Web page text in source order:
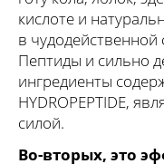
кислоте и
в
Пептиды и сильно
ингредиенты
HYDROPEPTIDE,
силой.
Во-вторых, это